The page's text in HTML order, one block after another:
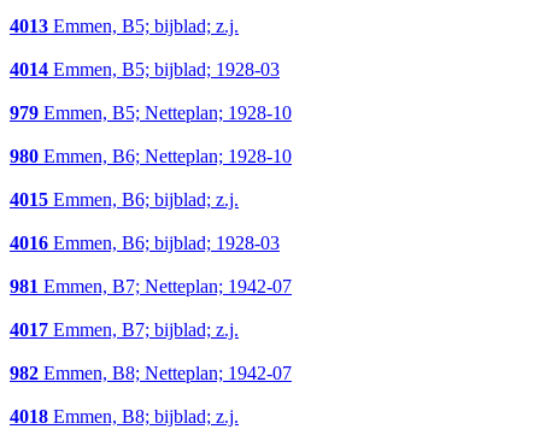
4013 Emmen, B5; bijblad; z.j.
4014 Emmen, B5; bijblad; 1928-03
979 Emmen, B5; Netteplan; 1928-10
980 Emmen, B6; Netteplan; 1928-10
4015 Emmen, B6; bijblad; z.j.
4016 Emmen, B6; bijblad; 1928-03
981 Emmen, B7; Netteplan; 1942-07
4017 Emmen, B7; bijblad; z.j.
982 Emmen, B8; Netteplan; 1942-07
4018 Emmen, B8; bijblad; z.j.